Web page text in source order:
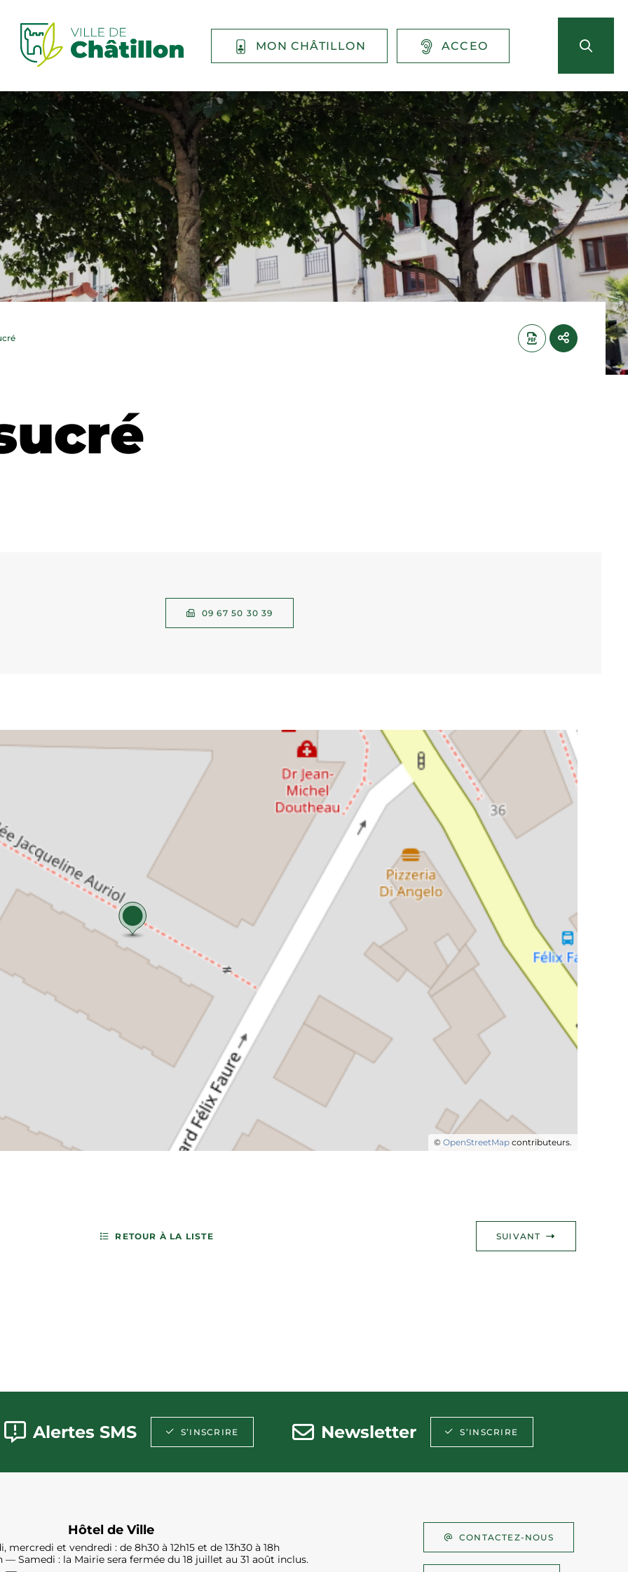
MON CHÂTILLON ACCEO
09 67 50 30 39
© OpenStreetMap contributeurs.
RETOUR À LA LISTE SUIVANT
Alertes SMS S’INSCRIRE Newsletter S’INSCRIRE
Hôtel de Ville
mercredi et vendredi : de 8h30 à 12h15 et de 13h30 à 18h
— Samedi : la Mairie sera fermée du 18 juillet au 31 août inclus.
CONTACTEZ-NOUS